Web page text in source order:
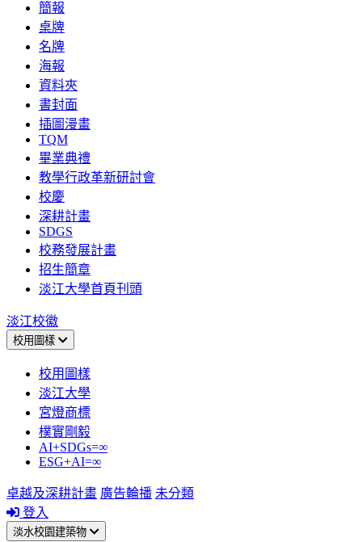
簡報
桌牌
名牌
海報
資料夾
書封面
插圖漫畫
TQM
畢業典禮
教學行政革新研討會
校慶
深耕計畫
SDGS
校務發展計畫
招生簡章
淡江大學首頁刊頭
淡江校徽
校用圖樣
校用圖樣
淡江大學
宮燈商標
樸實剛毅
AI+SDGs=∞
ESG+AI=∞
卓越及深耕計畫 廣告輪播 未分類
登入
淡水校園建築物